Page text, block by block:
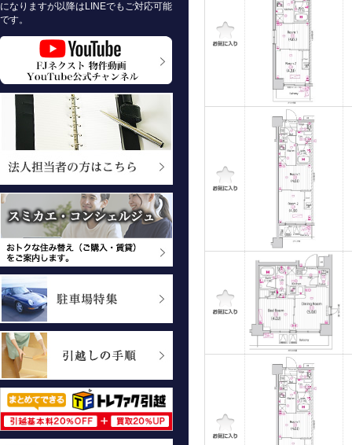
になりますが以降はLINEでもご対応可能
です。